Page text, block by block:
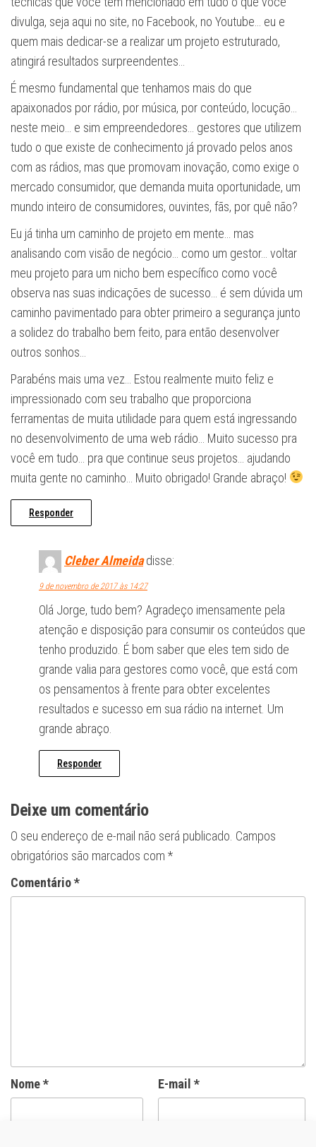
divulga, seja aqui no site, no Facebook, no Youtube… eu e
quem mais dedicar-se a realizar um projeto estruturado,
atingirá resultados surpreendentes…
É mesmo fundamental que tenhamos mais do que
apaixonados por rádio, por música, por conteúdo, locução…
neste meio… e sim empreendedores… gestores que utilizem
tudo o que existe de conhecimento já provado pelos anos
com as rádios, mas que promovam inovação, como exige o
mercado consumidor, que demanda muita oportunidade, um
mundo inteiro de consumidores, ouvintes, fãs, por quê não?
Eu já tinha um caminho de projeto em mente… mas
analisando com visão de negócio… como um gestor… voltar
meu projeto para um nicho bem específico como você
observa nas suas indicações de sucesso… é sem dúvida um
caminho pavimentado para obter primeiro a segurança junto
a solidez do trabalho bem feito, para então desenvolver
outros sonhos…
Parabéns mais uma vez… Estou realmente muito feliz e
impressionado com seu trabalho que proporciona
ferramentas de muita utilidade para quem está ingressando
no desenvolvimento de uma web rádio… Muito sucesso pra
você em tudo… pra que continue seus projetos… ajudando
muita gente no caminho… Muito obrigado! Grande abraço!
Responder
Cleber Almeida disse:
9 de novembro de 2017 às 14:27
Olá Jorge, tudo bem? Agradeço imensamente pela
atenção e disposição para consumir os conteúdos que
tenho produzido. É bom saber que eles tem sido de
grande valia para gestores como você, que está com
os pensamentos à frente para obter excelentes
resultados e sucesso em sua rádio na internet. Um
grande abraço.
Responder
Deixe um comentário
O seu endereço de e-mail não será publicado. Campos
obrigatórios são marcados com *
Comentário*
Nome* E-mail *